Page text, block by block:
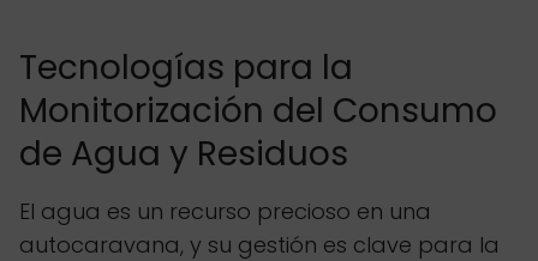
Tecnologías para la
Monitorización del Consumo
de Agua y Residuos
El agua es un recurso precioso en una
autocaravana, y su gestión es clave para la